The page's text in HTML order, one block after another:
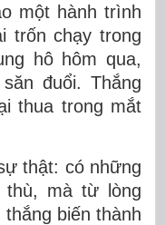
một hành trình
trốn chạy trong
hô hôm qua,
đuổi. Thắng
thua trong mắt
thật: có những
mà từ lòng
biến thành